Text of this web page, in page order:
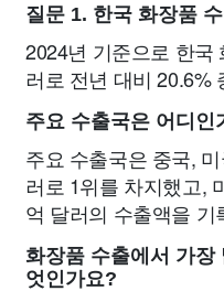
질문 1. 한국 화장품
2024년 기준으로 한국
러로 전년 대비 20.6%
주요 수출국은 어디인
주요 수출국은 중국,
러로 1위를 차지했고,
억 달러의 수출액을 기
화장품 수출에서 가장
엇인가요?